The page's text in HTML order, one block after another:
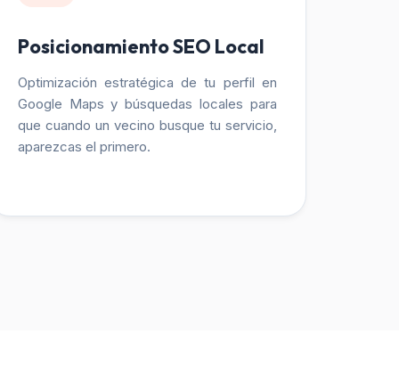
Posicionamiento SEO Local
Optimización estratégica de tu perfil en
Google Maps y búsquedas locales para
que cuando un vecino busque tu servicio,
aparezcas el primero.